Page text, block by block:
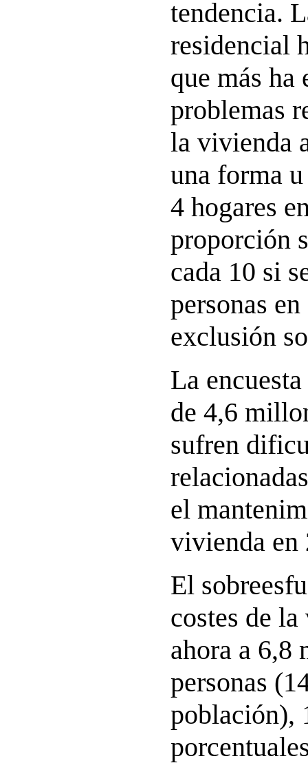
tendencia.
residencial
que más ha
problemas
la vivienda
una forma
4 hogares
proporción
cada 10 si
personas
exclusión
La
de 4,6
sufren
el
vivienda en
El
costes de
ahora a 6,8
personas
población),